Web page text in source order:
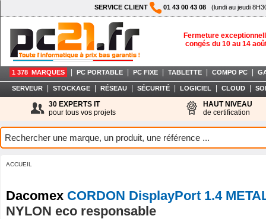
SERVICE CLIENT 01 43 00 43 08 (lundi au jeudi
Fermeture
congés du 10 au 14
1 378 MARQUES PC PORTABLE PC FIXE TABLETTE COMPO PC
SERVEUR STOCKAGE RÉSEAU SÉCURITÉ LOGICIEL CLOUD
30 EXPERTS IT
pour tous vos projets
HAUT NIVEAU
de certification
ACCUEIL
Dacomex CORDON DisplayPort 1.4
NYLON eco responsable